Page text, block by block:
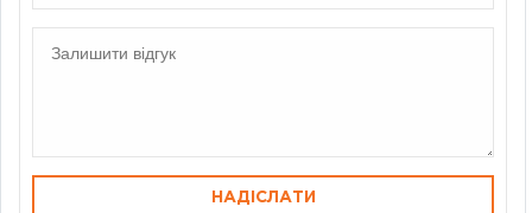
НАДІСЛАТИ